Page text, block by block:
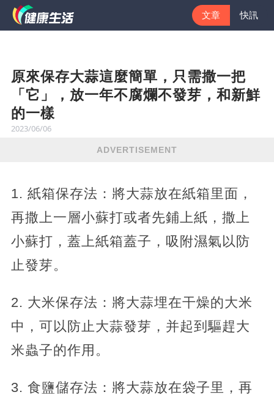
文章 快訊
原來保存大蒜這麼簡單，只需撒一把
「它」，放一年不腐爛不發芽，和新鮮
的一樣
2023/06/06
ADVERTISEMENT
1. 紙箱保存法：將大蒜放在紙箱里面，
再撒上一層小蘇打或者先鋪上紙，撒上
小蘇打，蓋上紙箱蓋子，吸附濕氣以防
止發芽。
2. 大米保存法：將大蒜埋在干燥的大米
中，可以防止大蒜發芽，并起到驅趕大
米蟲子的作用。
3. 食鹽儲存法：將大蒜放在袋子里，再